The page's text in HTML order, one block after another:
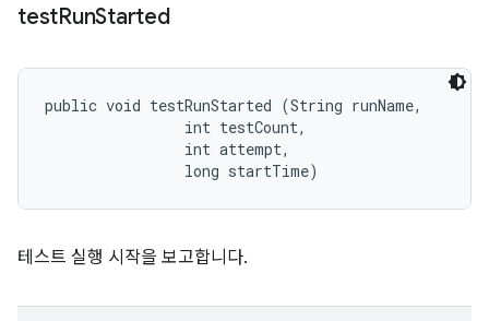
testRunStarted
public void testRunStarted (String runName,
                int testCount,
                int attempt,
                long startTime)
테스트 실행 시작을 보고합니다.